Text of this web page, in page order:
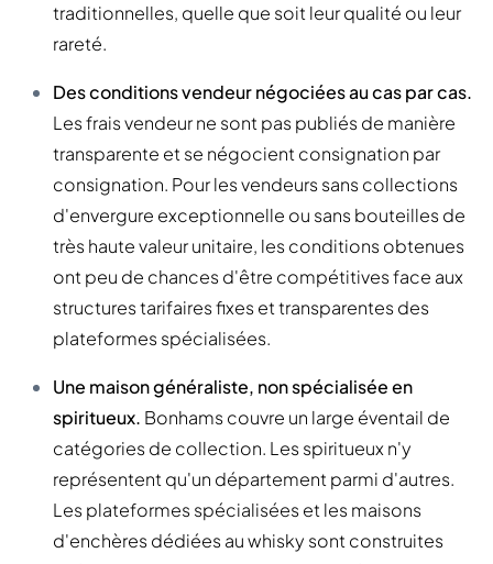
traditionnelles, quelle que soit leur qualité ou leur
rareté.
Des conditions vendeur négociées au cas par cas.
Les frais vendeur ne sont pas publiés de manière
transparente et se négocient consignation par
consignation. Pour les vendeurs sans collections
d'envergure exceptionnelle ou sans bouteilles de
très haute valeur unitaire, les conditions obtenues
ont peu de chances d'être compétitives face aux
structures tarifaires fixes et transparentes des
plateformes spécialisées.
Une maison généraliste, non spécialisée en
spiritueux. Bonhams couvre un large éventail de
catégories de collection. Les spiritueux n'y
représentent qu'un département parmi d'autres.
Les plateformes spécialisées et les maisons
d'enchères dédiées au whisky sont construites